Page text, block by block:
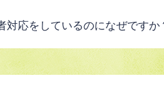
応をしているのになぜですか